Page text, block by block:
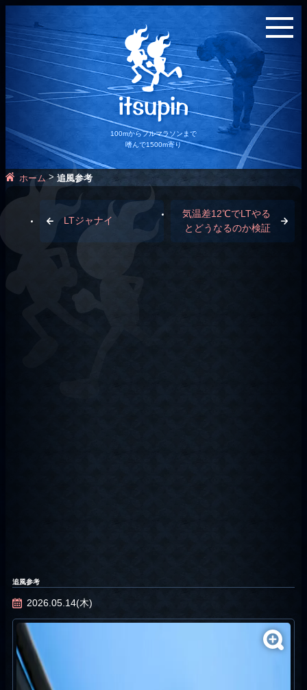
100mからフルマラソンまで
嗜んで1500m寄り
ホーム>追風参考
LTジャナイ
気温差12℃でLTやる
とどうなるのか検証
追風参考
2026.05.14(木)